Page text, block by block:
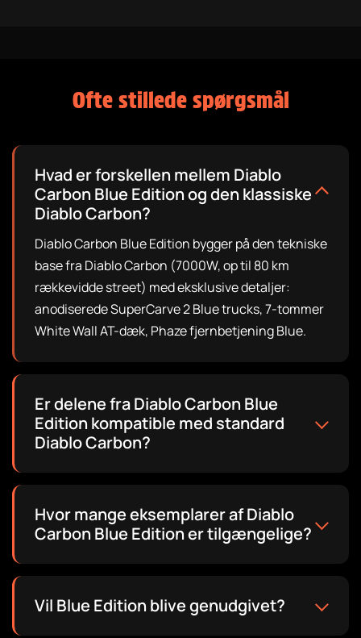
Ofte stillede spørgsmål
Hvad er forskellen mellem Diablo
Carbon Blue Edition og den klassiske
Diablo Carbon?
Diablo Carbon Blue Edition bygger på den tekniske
base fra Diablo Carbon (7000W, op til 80 km
rækkevidde street) med eksklusive detaljer:
anodiserede SuperCarve 2 Blue trucks, 7-tommer
White Wall AT-dæk, Phaze fjernbetjening Blue.
Er delene fra Diablo Carbon Blue
Edition kompatible med standard
Diablo Carbon?
Hvor mange eksemplarer af Diablo
Carbon Blue Edition er tilgængelige?
Vil Blue Edition blive genudgivet?